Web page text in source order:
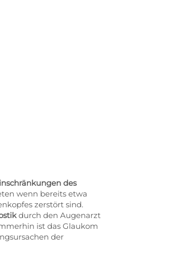
des
wenn bereits etwa
zerstört sind.
durch den Augenarzt
ist das Glaukom
der